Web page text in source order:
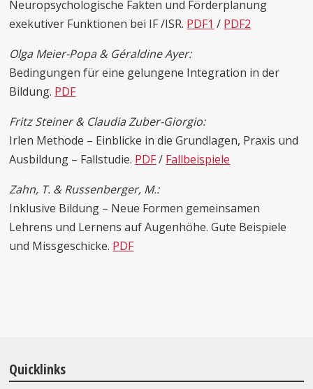
Neuropsychologische Fakten und Förderplanung
exekutiver Funktionen bei IF /ISR. PDF1 / PDF2
Olga Meier-Popa & Géraldine Ayer:
Bedingungen für eine gelungene Integration in der
Bildung. PDF
Fritz Steiner & Claudia Zuber-Giorgio:
Irlen Methode – Einblicke in die Grundlagen, Praxis und
Ausbildung – Fallstudie. PDF/ Fallbeispiele
Zahn, T. & Russenberger, M.:
Inklusive Bildung – Neue Formen gemeinsamen
Lehrens und Lernens auf Augenhöhe. Gute Beispiele
und Missgeschicke. PDF
Quicklinks